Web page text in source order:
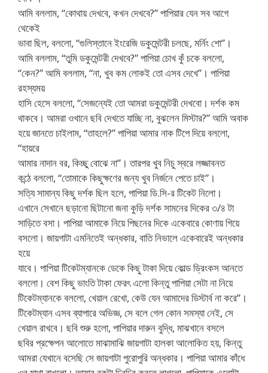
আমি বললাম, “কোথায় দেখবে, কখন দেখবে?” পাপিয়ার যেন সব আগে
থেকেই
ভাবা ছিল, বললো, “গুলিস্তানে ইংরেজি ডকুমেন্টরী চলছে, মর্নিং শো”।
আমি বললাম, “তুমি ডকুমেন্টরী দেখবে?” পাপিয়া চোখ কুঁ চকে বললো,
“কেন?” আমি বললাম, “না, খুব কম লোকই তো এসব দেখে”। পাপিয়া
রহস্যময়
হাসি হেসে বললো, “সেজন্যেই তো আমরা ডকুমেন্টরী দেখবো। দর্শক কম
থাকবে। আমরা ওখানে ছবি দেখতে যাচ্ছি না, বুঝলেন মিস্টার?” আমি অবাক
হয়ে জানতে চাইলাম, “তাহলে?” পাপিয়া আমার নাক টিপে দিয়ে বললো,
“হায়রে
আমার নাদান বর, কিচ্ছু বোঝে না”। তারপর খুব নিচু স্বরে লজ্জাবনত
কন্ঠে বললো, “তোমাকে কিছুক্ষণের জন্য খুব নির্জনে পেতে চাই”।
সত্যি সামান্য কিছু দর্শক ছিল হলে, পাপিয়া ডি.সি-র টিকেট নিলো।
এখানে সেখানে ছড়ানো ছিটানো জনা কুড়ি দর্শক সামনের দিকের ৩/৪ টা
সাড়িতে বসা। পাপিয়া আমাকে নিয়ে পিছনের দিকে একেবারে কোণায় গিয়ে
বসলো। জায়গাটা এমনিতেই অন্ধকার, বাতি নিভালে একেবারেই অন্ধকার
হয়ে
যাবে। পাপিয়া টিকেটম্যানকে ডেকে কিছু টাকা দিয়ে কোল্ড ড্রিংকস আনতে
বললো। বেশ কিছু ভাংতি টাকা ফেরৎ এলো কিন্তু পাপিয়া সেটা না নিয়ে
টিকেটম্যানকে বললো, খেয়াল রেখো, কেউ যেন আমাদের ডিস্টার্ব না করে”।
টিকেটম্যান এসব ব্যাপারে অভিজ্ঞ, সে বলে গেল কোন সমস্যা নেই, সে
খেয়াল রাখবে। ছবি শুরু হলো, পাপিয়ার দারুন বুদ্ধি, মাঝখানে বসলে
ছবির প্রক্ষেপন আলোতে মাঝামাঝি জায়গাটা হালকা আলোকিত হয়, কিন্তু
আমরা যেখানে বসেছি সে জায়গাটা পুরোপুরি অন্ধকার। পাপিয়া আমার কাঁধে